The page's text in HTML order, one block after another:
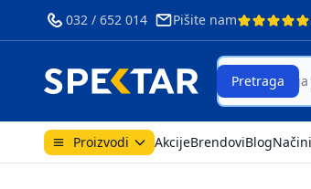
032 / 652 014 Pišite nam
Search
Pretraga
Proizvodi AkcijeBrendoviBlog